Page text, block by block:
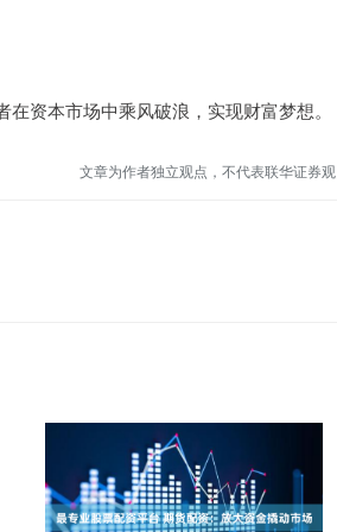
资本市场中乘风破浪，实现财富梦想。
文章为作者独立观点，不代表联华证券